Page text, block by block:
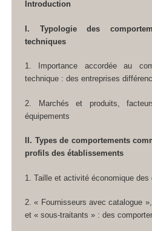
Introduction
I. Typologie des
techniques
1. Importance accordée au
technique : des entreprises
2. Marchés et produits,
équipements
II. Types de comportements
profils des établissements
1. Taille et activité économique des
2. « Fournisseurs avec catalogue
et « sous-traitants » : des